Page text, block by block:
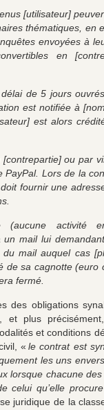
[utilisateur]
thématiques, en
envoyées à
en
délai de 5 jours
est notifiée à
est alors
[contrepartie] ou par
Lors de la
fournir une
(aucune activité
un mail lui
mail auquel cas
de sa cagnotte (euro
fermé.
des obligations
et plus
et conditions
« le contrat est
les uns
lorsque chacune
celui qu’elle
juridique de la